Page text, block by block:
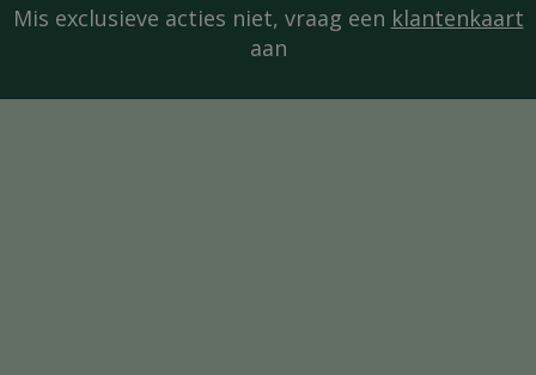
Mis exclusieve acties niet, vraag een klantenkaart
aan